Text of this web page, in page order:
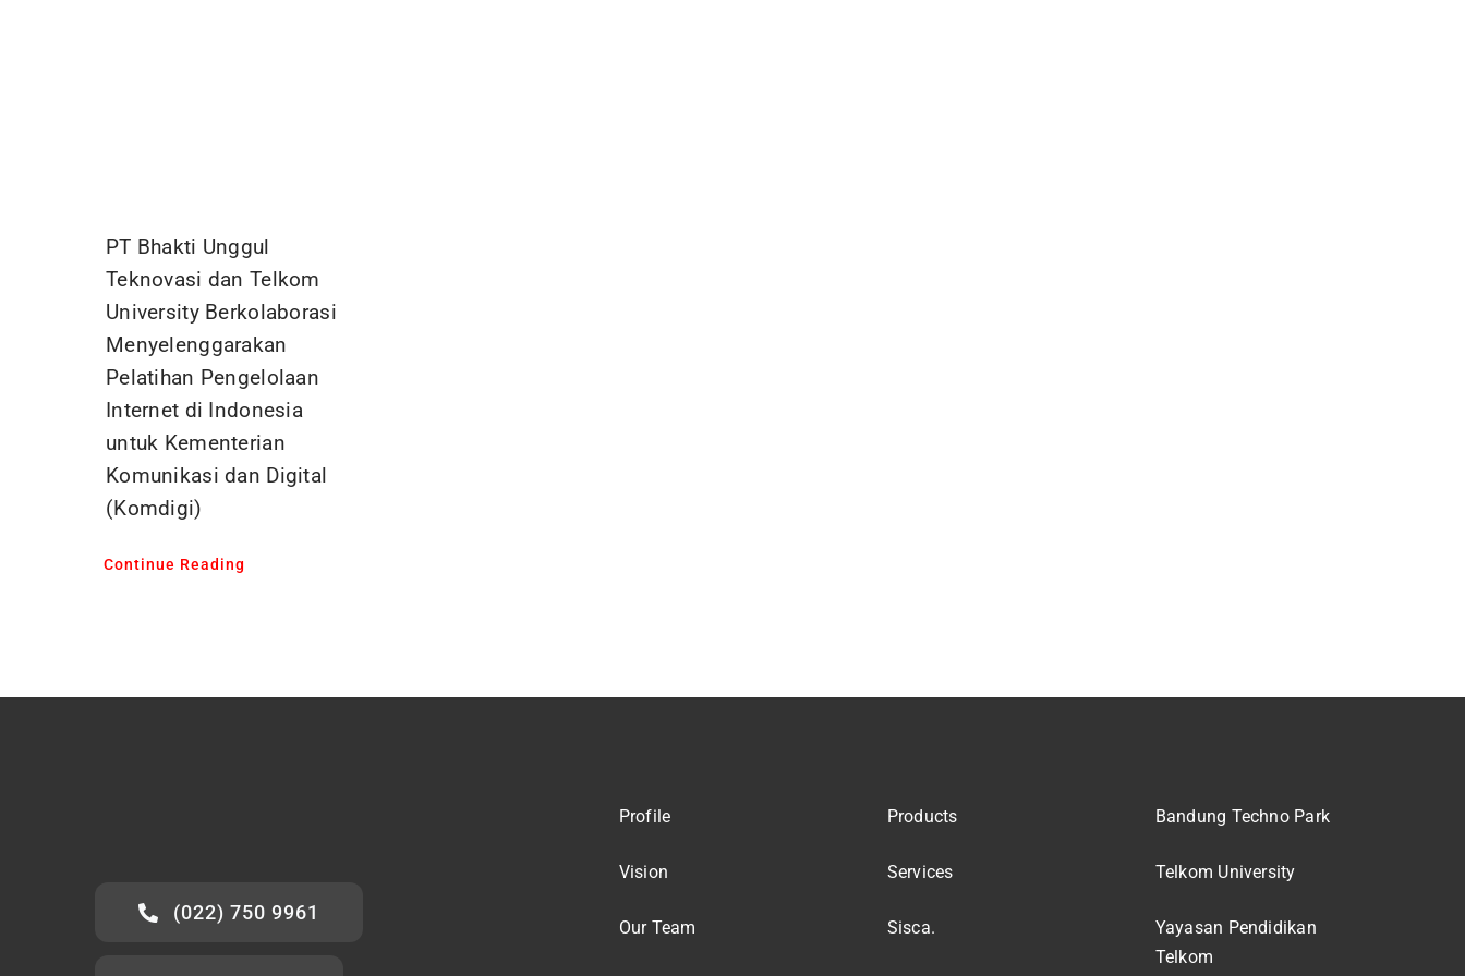
PT Bhakti Unggul
Teknovasi dan Telkom
University Berkolaborasi
Menyelenggarakan
Pelatihan Pengelolaan
Internet di Indonesia
untuk Kementerian
Komunikasi dan Digital
(Komdigi)
Continue Reading
(022) 750 9961
Profile
Vision
Our Team
Products
Services
Sisca.
Bandung Techno Park
Telkom University
Yayasan Pendidikan
Telkom